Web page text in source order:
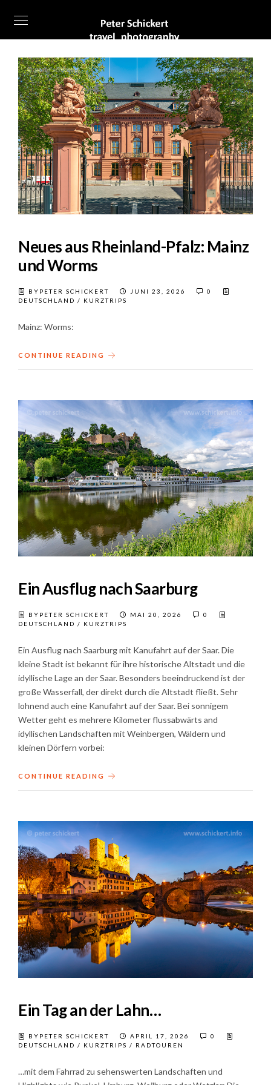
Neues aus Rheinland-Pfalz: Mainz
und Worms
BYPETER SCHICKERT JUNI 23, 2026
0
DEUTSCHLAND / KURZTRIPS
Mainz: Worms:
CONTINUE READING
Ein Ausflug nach Saarburg
BYPETER SCHICKERT MAI 20, 2026
0
DEUTSCHLAND / KURZTRIPS
Ein Ausflug nach Saarburg mit Kanufahrt auf der Saar. Die
kleine Stadt ist bekannt für ihre historische Altstadt und die
idyllische Lage an der Saar. Besonders beeindruckend ist der
große Wasserfall, der direkt durch die Altstadt fließt. Sehr
lohnend auch eine Kanufahrt auf der Saar. Bei sonnigem
Wetter geht es mehrere Kilometer flussabwärts and
idyllischen Landschaften mit Weinbergen, Wäldern und
kleinen Dörfern vorbei:
CONTINUE READING
Ein Tag an der Lahn…
BYPETER SCHICKERT APRIL 17, 2026
0
DEUTSCHLAND / KURZTRIPS / RADTOUREN
…mit dem Fahrrad zu sehenswerten Landschaften und